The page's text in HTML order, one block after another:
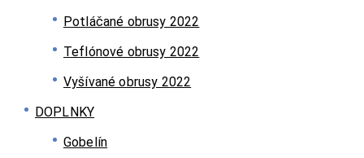
Potláčané obrusy 2022
Teflónové obrusy 2022
Vyšívané obrusy 2022
DOPLNKY
Gobelín